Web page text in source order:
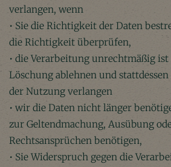
verlangen, wenn
• Sie die Richtigkeit der Daten
die Richtigkeit überprüfen,
• die Verarbeitung unrechtmäßig ist
Löschung ablehnen und
der Nutzung verlangen
• wir die Daten nicht länger
zur Geltendmachung, Ausübung
Rechtsansprüchen benötigen,
• Sie Widerspruch gegen die